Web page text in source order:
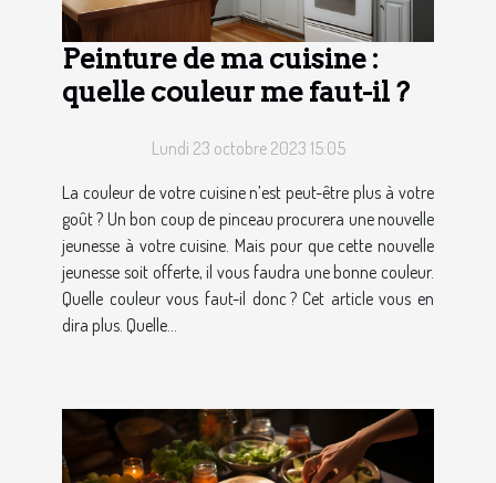
Peinture de ma cuisine :
quelle couleur me faut-il ?
Lundi 23 octobre 2023 15:05
La couleur de votre cuisine n’est peut-être plus à votre
goût ? Un bon coup de pinceau procurera une nouvelle
jeunesse à votre cuisine. Mais pour que cette nouvelle
jeunesse soit offerte, il vous faudra une bonne couleur.
Quelle couleur vous faut-il donc ? Cet article vous en
dira plus. Quelle...